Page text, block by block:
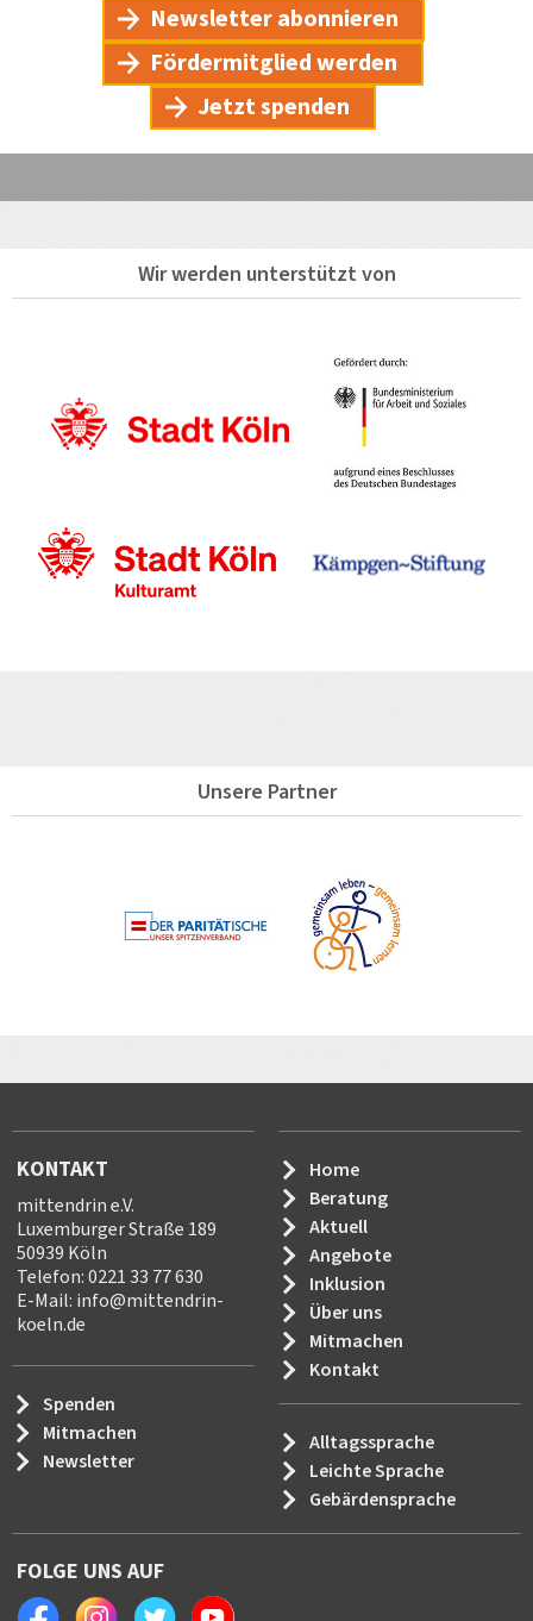
Newsletter abonnieren
Fördermitglied werden
Jetzt spenden
Wir werden unterstützt von
Unsere Partner
KONTAKT
mittendrin e.V.
Luxemburger Straße 189
50939 Köln
Telefon: 0221 33 77 630
E-Mail: info@mittendrin-
koeln.de
Spenden
Mitmachen
Newsletter
Home
Beratung
Aktuell
Angebote
Inklusion
Über uns
Mitmachen
Kontakt
Alltagssprache
Leichte Sprache
Gebärdensprache
FOLGE UNS AUF